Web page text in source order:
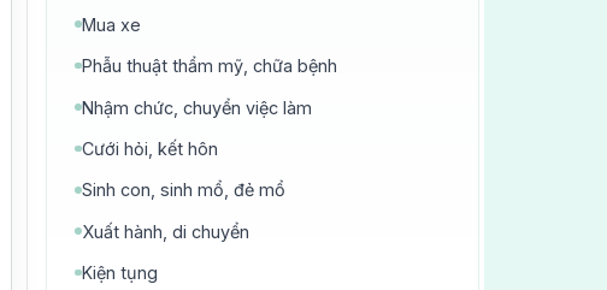
Mua xe
Phẫu thuật thẩm mỹ, chữa bệnh
Nhậm chức, chuyển việc làm
Cưới hỏi, kết hôn
Sinh con, sinh mổ, đẻ mổ
Xuất hành, di chuyển
Kiện tụng